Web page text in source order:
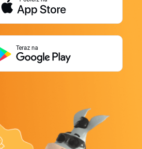
Teraz na